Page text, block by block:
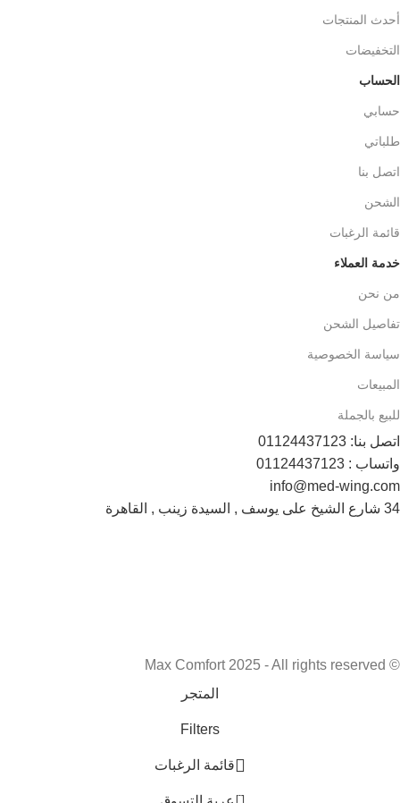
أحدث المنتجات
التخفيضات
الحساب
حسابي
طلباتي
اتصل بنا
الشحن
قائمة الرغبات
خدمة العملاء
من نحن
تفاصيل الشحن
سياسة الخصوصية
المبيعات
للبيع بالجملة
اتصل بنا: 01124437123
واتساب : 01124437123
info@med-wing.com
34 شارع الشيخ على يوسف , السيدة زينب , القاهرة
© Max Comfort 2025 - All rights reserved
المتجر
Filters
قائمة الرغبات
0